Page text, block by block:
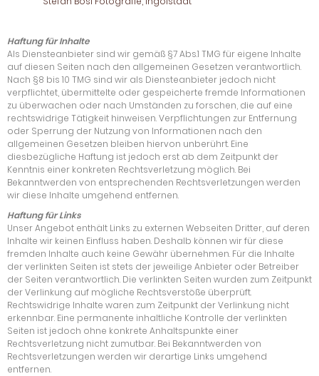
Haftung für Inhalte
Als Diensteanbieter sind wir gemäß §7 Abs.1 TMG für eigene Inhalte
auf diesen Seiten nach den allgemeinen Gesetzen verantwortlich.
Nach §8 bis 10 TMG sind wir als Diensteanbieter jedoch nicht
verpflichtet, übermittelte oder gespeicherte fremde Informationen
zu überwachen oder nach Umständen zu forschen, die auf eine
rechtswidrige Tätigkeit hinweisen. Verpflichtungen zur Entfernung
oder Sperrung der Nutzung von Informationen nach den
allgemeinen Gesetzen bleiben hiervon unberührt. Eine
diesbezügliche Haftung ist jedoch erst ab dem Zeitpunkt der
Kenntnis einer konkreten Rechtsverletzung möglich. Bei
Bekanntwerden von entsprechenden Rechtsverletzungen werden
wir diese Inhalte umgehend entfernen.
Haftung für Links
Unser Angebot enthält Links zu externen Webseiten Dritter, auf deren
Inhalte wir keinen Einfluss haben. Deshalb können wir für diese
fremden Inhalte auch keine Gewähr übernehmen. Für die Inhalte
der verlinkten Seiten ist stets der jeweilige Anbieter oder Betreiber
der Seiten verantwortlich. Die verlinkten Seiten wurden zum Zeitpunkt
der Verlinkung auf mögliche Rechtsverstöße überprüft.
Rechtswidrige Inhalte waren zum Zeitpunkt der Verlinkung nicht
erkennbar. Eine permanente inhaltliche Kontrolle der verlinkten
Seiten ist jedoch ohne konkrete Anhaltspunkte einer
Rechtsverletzung nicht zumutbar. Bei Bekanntwerden von
Rechtsverletzungen werden wir derartige Links umgehend
entfernen.